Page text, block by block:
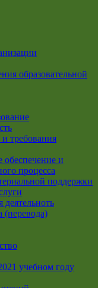
образовательной
требования
и
процесса
поддержки
(перевода)
учебном году